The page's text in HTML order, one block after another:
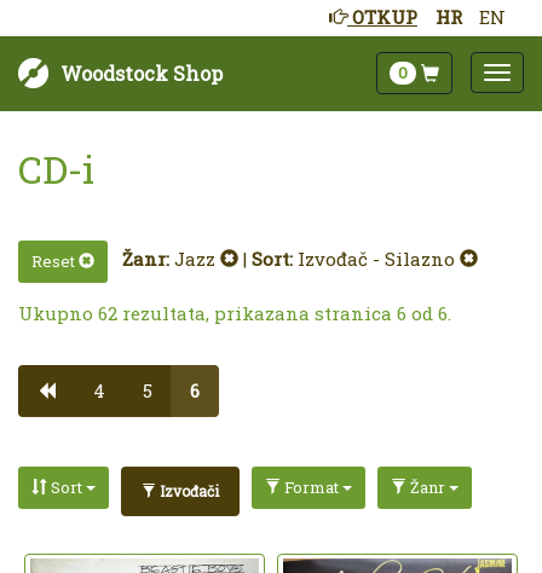
HR EN
OTKUP
Woodstock Shop 0
CD-i
Reset Žanr: Jazz | Sort: Izvođač - Silazno
Ukupno 62 rezultata, prikazana stranica 6 od 6.
4 5 6
Sort Izvođači Format Žanr